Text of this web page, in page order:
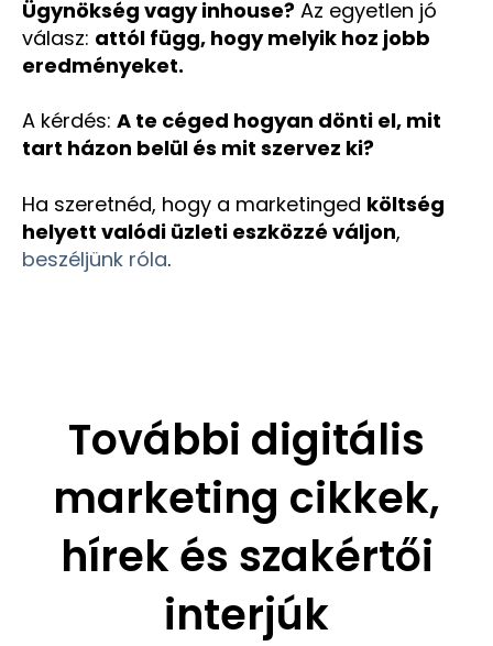
Ügynökség vagy inhouse? Az egyetlen jó
válasz: attól függ, hogy melyik hoz jobb
eredményeket.
A kérdés: A te céged hogyan dönti el, mit
tart házon belül és mit szervez ki?
Ha szeretnéd, hogy a marketinged költség
helyett valódi üzleti eszközzé váljon,
beszéljünk róla.
További digitális
marketing cikkek,
hírek és szakértői
interjúk